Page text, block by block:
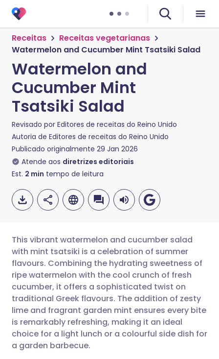
Receitas
Receitas vegetarianas
Watermelon and Cucumber Mint Tsatsiki Salad
Watermelon and
Cucumber Mint
Tsatsiki Salad
Revisado por Editores de receitas do Reino Unido
Autoria de Editores de receitas do Reino Unido
Publicado originalmente 29 Jan 2026
Atende aos diretrizes editoriais
Est. 2 min tempo de leitura
Compartilhar por e-mail
Compartilhar no Facebook
Compartilhar via LinkedIn
Compartilhar via X
🇬🇧 English 🇩🇪 Deutsch
🇪🇸 Español 🇫🇷 Français
🇮🇹 Italiano 🇵🇹
🇮🇳 हिन्दी
This vibrant watermelon and cucumber salad
with mint tsatsiki is a celebration of summer
flavours. Combining the hydrating sweetness of
ripe watermelon with the cool crunch of fresh
cucumber, it offers a sophisticated twist on
traditional Greek flavours. The addition of zesty
lime and fragrant garden mint ensures every bite
is remarkably refreshing, making it an ideal
choice for a light lunch or a colourful side dish for
a garden barbecue.